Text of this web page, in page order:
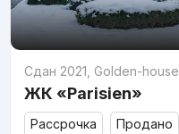
Сдан 2021 Golden-house
ЖК «Parisien»
Рассрочка Продано